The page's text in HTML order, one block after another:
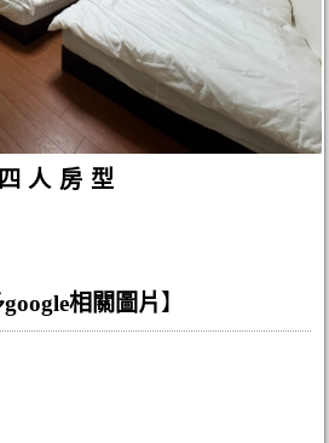
四人房型
google相關圖片 】